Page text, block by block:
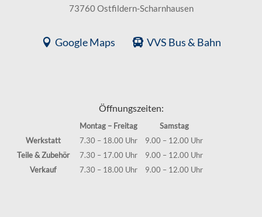
73760 Ostfildern-Scharnhausen
Google Maps VVS Bus & Bahn
Öffnungszeiten:
Montag – Freitag
Samstag
Werkstatt
7.30 – 18.00 Uhr
9.00 – 12.00 Uhr
Teile & Zubehör
7.30 – 17.00 Uhr
9.00 – 12.00 Uhr
Verkauf
7.30 – 18.00 Uhr 9.00 – 12.00 Uhr